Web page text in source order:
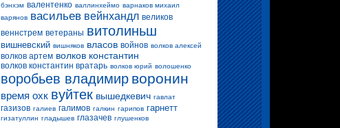
бэнхэм валентенко валлинхеймо варнаков михаил
варянов васильев вейнхандл великов
веннстрем ветераны витолиньш
вишневский вишняков власов войнов волков алексей
волков артем волков константин
волков константин вратарь волков юрий волошенко
воробьев владимир воронин
время охк вуйтек вышедкевич гавлат
газизов галиев галимов галкин гарипов гарнетт
гизатуллин гладышев глазачев глушенков